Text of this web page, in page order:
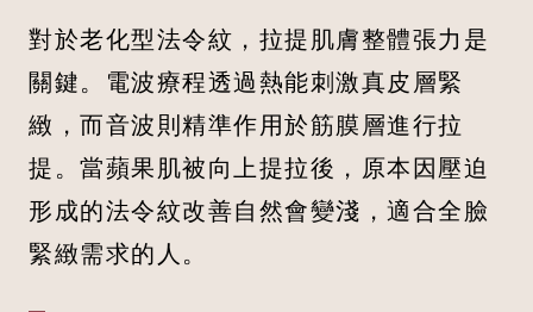
對於老化型法令紋，拉提肌膚整體張力是
關鍵。電波療程透過熱能刺激真皮層緊
緻，而音波則精準作用於筋膜層進行拉
提。當蘋果肌被向上提拉後，原本因壓迫
形成的法令紋改善自然會變淺，適合全臉
緊緻需求的人。